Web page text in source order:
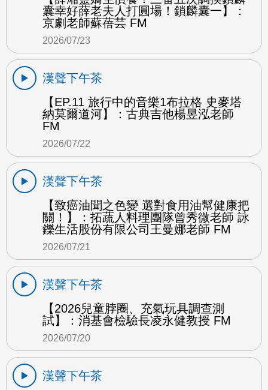
囊幸好薛老夫人打圓場！鎖麟囊一】：
京劇老師蘇蓓芸 FM
2026/07/23
漢聲下午茶
【EP.11 旅行中的音樂1布拉格 史麥塔
納莫爾道河】：古典吉他楊昱泓老師
FM
2026/07/22
漢聲下午茶
【致癌油聞之色變 選對食用油幫健康把
關！】：拓蔬人料理團隊曾秀微老師 詠
鑠生活股份有限公司王曼娜老師 FM
2026/07/21
漢聲下午茶
【2026兒童脖圈、充氣玩具調查測
試】：消基會檢驗長凌永健教授 FM
2026/07/20
漢聲下午茶